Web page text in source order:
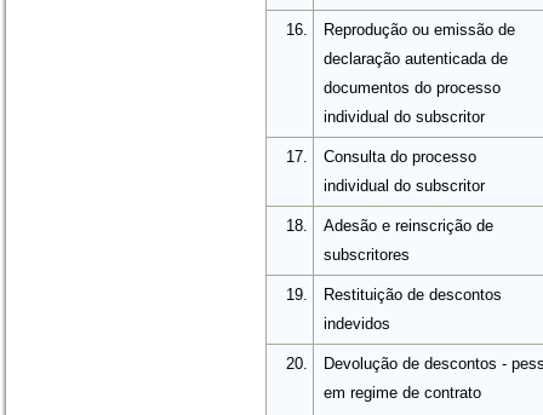
16.
Reprodução ou emissão de
declaração autenticada de
documentos do processo
individual do subscritor
17.
Consulta do processo
individual do subscritor
18.
Adesão e reinscrição de
subscritores
19.
Restituição de descontos
indevidos
20.
Devolução de descontos -
em regime de contrato